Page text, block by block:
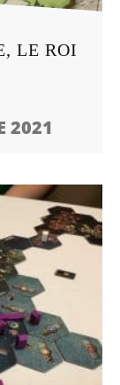
LE ROI
2021